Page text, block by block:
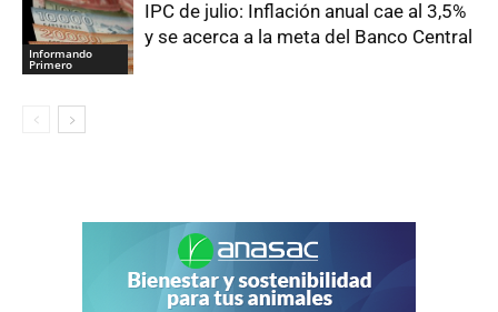
Informando
Primero
IPC de julio: Inflación anual cae al 3,5%
y se acerca a la meta del Banco Central